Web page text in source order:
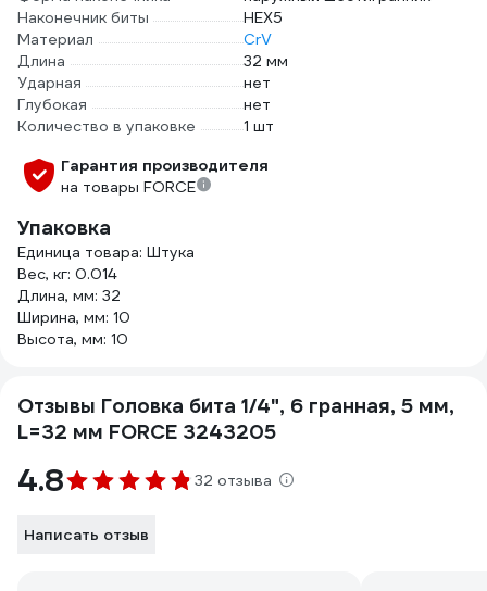
Наконечник биты
HEX5
Материал
CrV
Длина
32 мм
Ударная
нет
Глубокая
нет
Количество в упаковке
1 шт
Гарантия производителя
на товары FORCE
Упаковка
Единица товара: Штука
Вес, кг: 0.014
Длина, мм: 32
Ширина, мм: 10
Высота, мм: 10
Отзывы Головка бита 1/4", 6 гранная, 5 мм,
L=32 мм FORCE 3243205
4.8 32 отзыва
Написать отзыв